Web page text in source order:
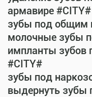
армавире #CITY#
зубы под общим
молочные зубы
импланты зубов
#CITY#
зубы под
выдернуть зубы